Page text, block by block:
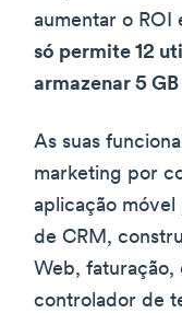
aumentar o ROI
só permite 12
armazenar 5
As suas
marketing por
aplicação
de CRM,
Web, faturação,
controlador de